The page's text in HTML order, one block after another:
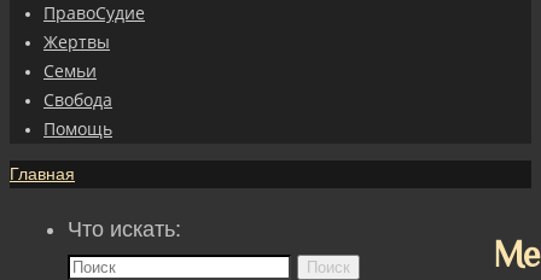
ПравоСудие
Жертвы
Семьи
Свобода
Помощь
Главная
Что искать:
Поиск